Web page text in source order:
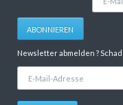
Adresse
ABONNIEREN
Newsletter abmelden ?
Adresse